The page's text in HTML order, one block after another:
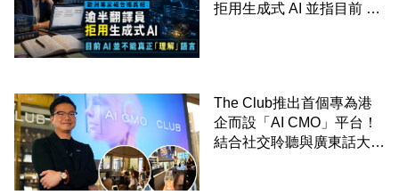
拒用生成式 AI 並指目前 AI
The Club推出首個專為港
企而設「AI CMO」平台！
結合社交聆聽與廣東話大模